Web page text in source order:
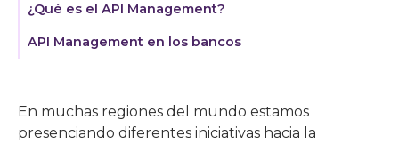
En muchas regiones del mundo estamos
presenciando diferentes iniciativas hacia la
¿Qué es el API Management?
API Management en los bancos